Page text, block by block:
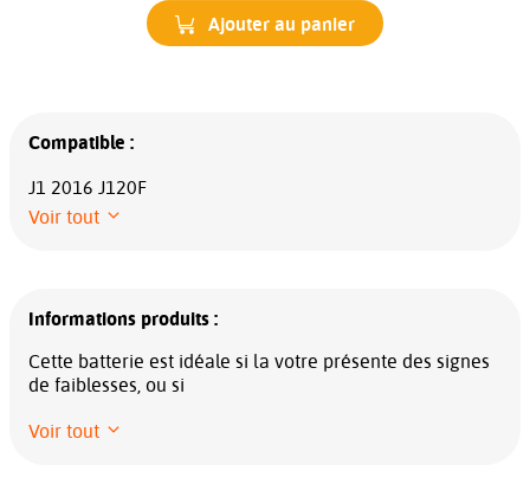
Ajouter au panier
Compatible :
J1 2016 J120F
Voir tout
Informations produits :
Cette batterie est idéale si la votre présente des signes
de faiblesses, ou si
Voir tout